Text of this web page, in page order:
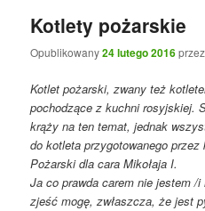
Kotlety pożarskie
Opublikowany24 lutego 2016
Kotlet pożarski, zwany też
pochodzące z kuchni rosyjskiej.
krąży na ten temat, jednak
do kotleta przygotowanego
Pożarski dla cara Mikołaja I.
Ja co prawda carem nie jestem /
zjeść mogę, zwłaszcza, że jest